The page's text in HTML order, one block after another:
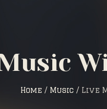
Home / Music / Live